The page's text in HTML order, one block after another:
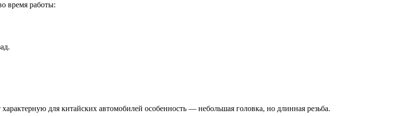
время работы:
для китайских автомобилей особенность — небольшая головка, но длинная резьба.